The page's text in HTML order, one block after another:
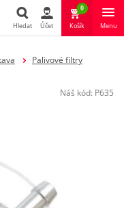
Hledat
Hledat Účet
0
Košík Menu
Palivové filtry
Náš kód: P635